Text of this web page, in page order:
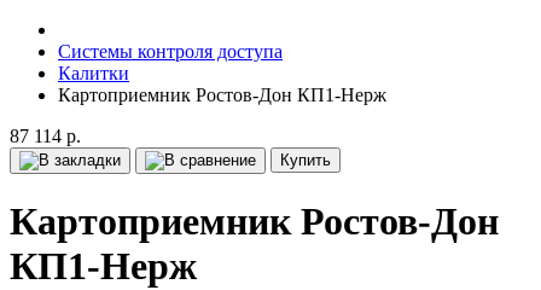
Системы контроля доступа
Калитки
Картоприемник Ростов-Дон КП1-Нерж
87 114 р.
Купить
Картоприемник Ростов-Дон
КП1-Нерж